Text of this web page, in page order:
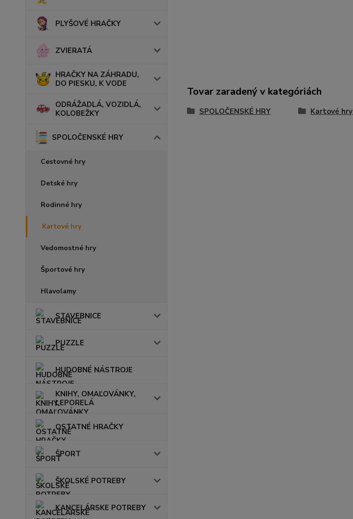
PLYŠOVÉ HRAČKY
ZVIERATÁ
HRAČKY NA ZÁHRADU,
DO PIESKU, K VODE
ODRÁŽADLÁ, VOZIDLÁ,
KOLOBEŽKY
SPOLOČENSKÉ HRY
Cestovné hry
Detské hry
Rodinné hry
Kartové hry
Vedomostné hry
Športové hry
Hlavolamy
STAVEBNICE
PUZZLE
HUDOBNÉ NÁSTROJE
KNIHY, OMAĽOVÁNKY,
LEPORELÁ
OSTATNÉ HRAČKY
ŠPORT
ŠKOLSKÉ POTREBY
KANCELÁRSKE POTREBY
Tovar zaradený v kategóriách
SPOLOČENSKÉ HRY Kartové hry